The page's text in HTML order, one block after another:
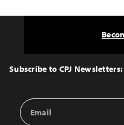
Top
Subscribe to CPJ Newsletters:
Email
Address